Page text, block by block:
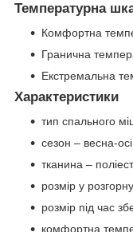
Температурна
Комфортна
Гранична
Екстремальна
Характеристики
тип спального
сезон – весна-
тканина –
розмір у
розмір під час
комфортна